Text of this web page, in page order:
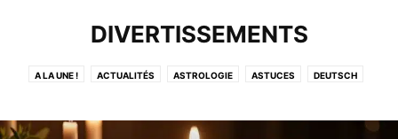
DIVERTISSEMENTS
A LA UNE ! ACTUALITÉS ASTROLOGIE ASTUCES DEUTSCH
MAISON MODE DE VIE SANTÉ TECHNOLOGIE TESTS